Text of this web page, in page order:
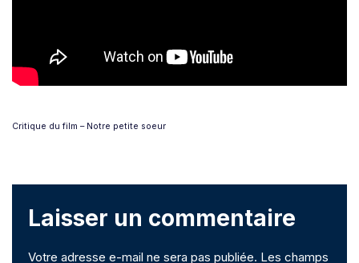
Critique du film – Notre petite soeur
Laisser un commentaire
Votre adresse e-mail ne sera pas publiée. Les champs